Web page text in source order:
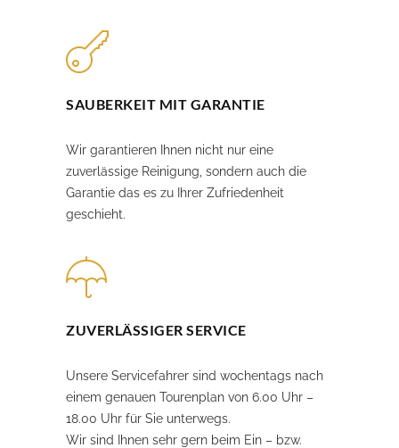
SAUBERKEIT MIT GARANTIE
Wir garantieren Ihnen nicht nur eine
zuverlässige Reinigung, sondern auch die
Garantie das es zu Ihrer Zufriedenheit
geschieht.
ZUVERLÄSSIGER SERVICE
Unsere Servicefahrer sind wochentags nach
einem genauen Tourenplan von 6.00 Uhr –
18.00 Uhr für Sie unterwegs.
Wir sind Ihnen sehr gern beim Ein – bzw.